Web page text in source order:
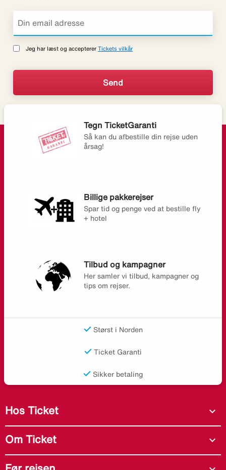
Jeg har læst og accepterer Tickets vilkår
Tegn TicketGaranti
Så kan du afbestille din rejse uden
årsag!
Billige pakkerejser
Spar tid og penge ved at bestille fly
+ hotel
Tilbud og kampagner
Her samler vi tilbud, kampagner og
tips om rejser.
Størst i Norden
Ticket Garanti
Sikker betaling
Hos Ticket expand_more
Om Ticket expand_more